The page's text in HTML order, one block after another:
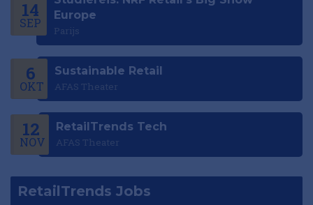
14
SEP
Europe
Parijs
6
OKT
Sustainable Retail
AFAS Theater
12
NOV
RetailTrends Tech
AFAS Theater
RetailTrends Jobs